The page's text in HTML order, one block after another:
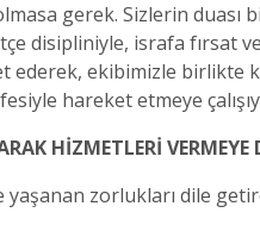
gerek. Sizlerin
disipliniyle, israfa fırsat
ekibimizle birlikte
hareket etmeye
HİZMETLERİ VERMEYE
zorlukları dile